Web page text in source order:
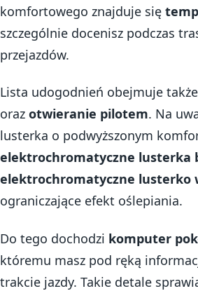
komfortowego znajduje się
szczególnie docenisz podczas
przejazdów.
Lista udogodnień obejmuje także
oraz otwieranie pilotem. Na
lusterka o podwyższonym
elektrochromatyczne lusterka
elektrochromatyczne lusterko
ograniczające efekt oślepiania.
Do tego dochodzi komputer
któremu masz pod ręką
trakcie jazdy. Takie detale